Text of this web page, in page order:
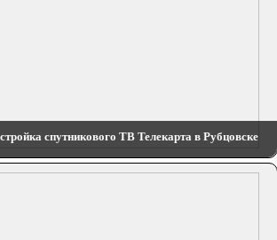
спутникового ТВ Телекарта в Рубцовске